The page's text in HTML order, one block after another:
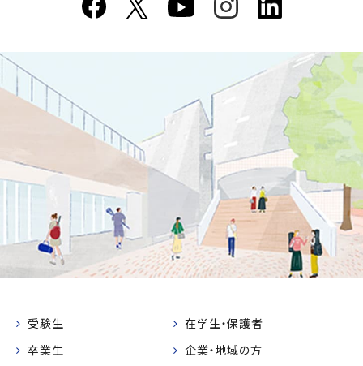
受験生
在学生・保護者
卒業生
企業・地域の方